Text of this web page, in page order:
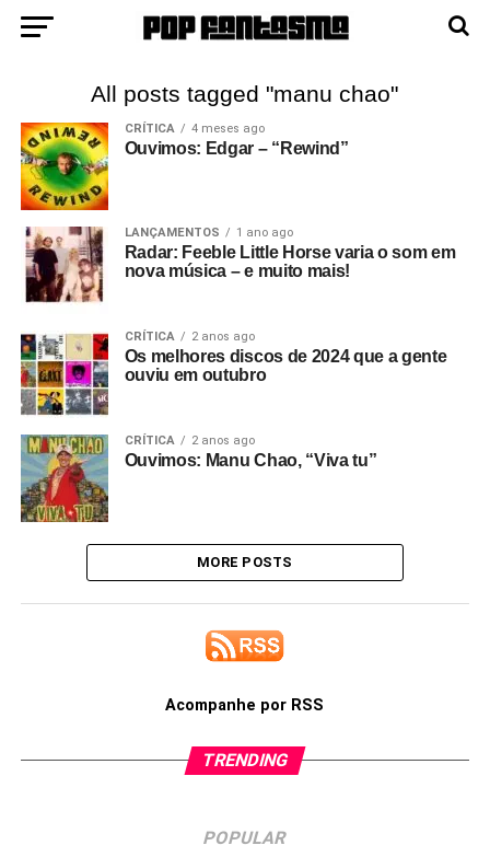
All posts tagged "manu chao"
CRÍTICA 4 meses ago
Ouvimos: Edgar – “Rewind”
LANÇAMENTOS 1 ano ago
Radar: Feeble Little Horse varia o som em
nova música – e muito mais!
CRÍTICA 2 anos ago
Os melhores discos de 2024 que a gente
ouviu em outubro
CRÍTICA 2 anos ago
Ouvimos: Manu Chao, “Viva tu”
MORE POSTS
Acompanhe por RSS
TRENDING
POPULAR